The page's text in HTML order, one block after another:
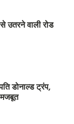
उतरने वाली रोड
डोनाल्ड ट्रंप,
मजबूत